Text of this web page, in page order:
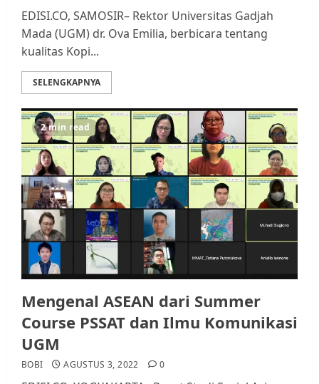
EDISI.CO, SAMOSIR– Rektor Universitas Gadjah
Mada (UGM) dr. Ova Emilia, berbicara tentang
kualitas Kopi...
SELENGKAPNYA
2 min read
Mengenal ASEAN dari Summer
Course PSSAT dan Ilmu Komunikasi
UGM
BOBI AGUSTUS 3, 2022 0